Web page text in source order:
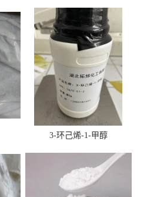
3-环己烯-1-甲醇